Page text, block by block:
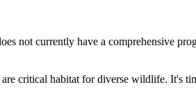
not currently have a comprehensive
critical habitat for diverse wildlife. It's